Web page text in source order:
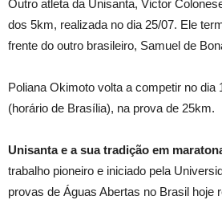
Outro atleta da Unisanta, Victor
dos 5km, realizada no dia 25/07. Ele
frente do outro brasileiro, Samuel de
Poliana Okimoto volta a competir no dia
(horário de Brasília), na prova de 25km.
Unisanta e a sua tradição em
trabalho pioneiro e iniciado pela
provas de Águas Abertas no Brasil hoje